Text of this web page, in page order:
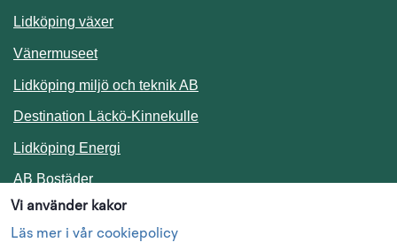
Vi använder kakor
Läs mer i vår cookiepolicy
Lidköping växer
Vänermuseet
Lidköping miljö och teknik AB
Destination Läckö-KinnekulleLänk till annan webbplats.
Lidköping Energi
AB BostäderLänk till annan webbplats.
Följ oss i sociala medier